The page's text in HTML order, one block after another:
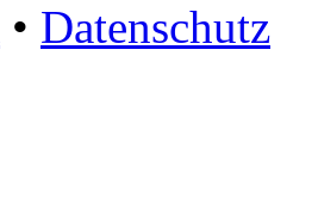
• Datenschutz